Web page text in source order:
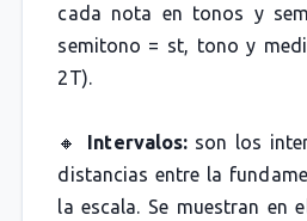
cada nota en tonos y
semitono = st, tono y
2T).
🔸 Intervalos:son los
distancias entre la
la escala. Se muestran en